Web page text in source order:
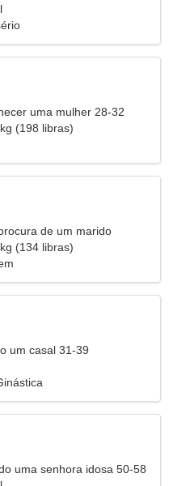
uma mulher 28-32
(198 libras)
de um marido
(134 libras)
um casal 31-39
uma senhora idosa 50-58